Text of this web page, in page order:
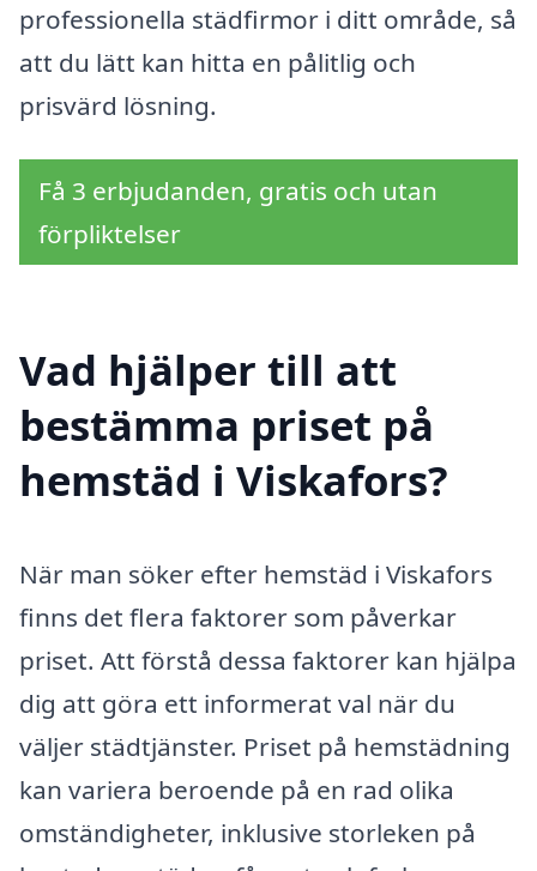
professionella städfirmor i ditt område, så
att du lätt kan hitta en pålitlig och
prisvärd lösning.
Få 3 erbjudanden, gratis och utan
förpliktelser
Vad hjälper till att
bestämma priset på
hemstäd i Viskafors?
När man söker efter hemstäd i Viskafors
finns det flera faktorer som påverkar
priset. Att förstå dessa faktorer kan hjälpa
dig att göra ett informerat val när du
väljer städtjänster. Priset på hemstädning
kan variera beroende på en rad olika
omständigheter, inklusive storleken på